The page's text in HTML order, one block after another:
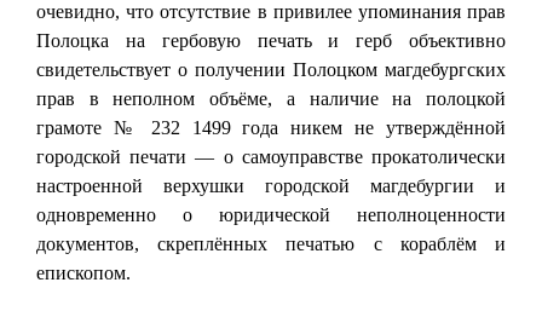
очевидно, что отсутствие в привилее упоминания прав
Полоцка на гербовую печать и герб объективно
свидетельствует о получении Полоцком магдебургских
прав в неполном объёме, а наличие на полоцкой
грамоте № 232 1499 года никем не утверждённой
городской печати — о самоуправстве прокатолически
настроенной верхушки городской магдебургии и
одновременно о юридической неполноценности
документов, скреплённых печатью с кораблём и
епископом.